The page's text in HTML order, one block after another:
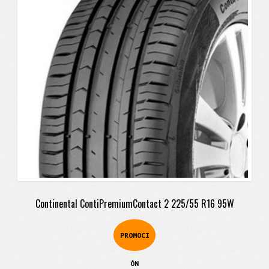
Continental ContiPremiumContact 2 225/55 R16 95W
PROMOCI
ÓN
era:
$785.900.
es:
$718.900.